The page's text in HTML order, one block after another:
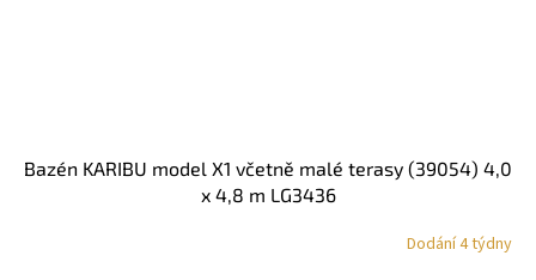
bazén KARIBU model X1 včetně malé terasy (39054) 4,0
x 4,8 m LG3436
Dodání 4 týdny